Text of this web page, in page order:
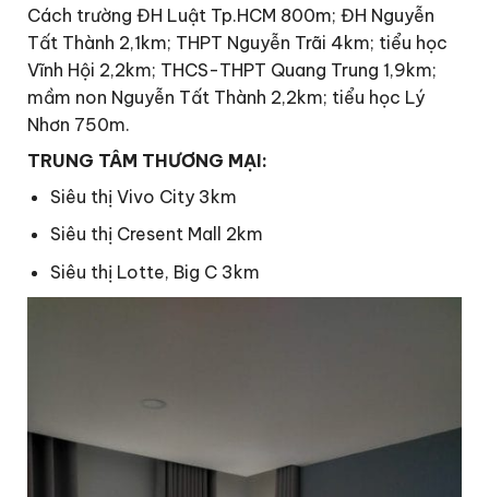
Cách trường ĐH Luật Tp.HCM 800m; ĐH Nguyễn
Tất Thành 2,1km; THPT Nguyễn Trãi 4km; tiểu học
Vĩnh Hội 2,2km; THCS-THPT Quang Trung 1,9km;
mầm non Nguyễn Tất Thành 2,2km; tiểu học Lý
Nhơn 750m.
TRUNG TÂM THƯƠNG MẠI:
Siêu thị Vivo City 3km
Siêu thị Cresent Mall 2km
Siêu thị Lotte, Big C 3km